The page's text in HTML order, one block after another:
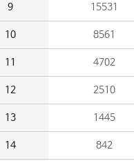
9 15531
10 8561
11 4702
12 2510
13 1445
14 842